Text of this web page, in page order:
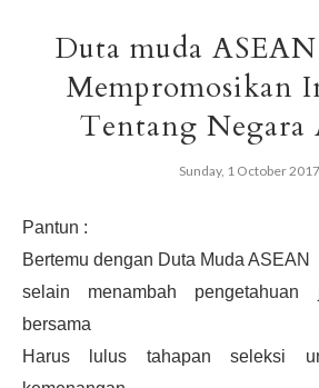
Duta muda
Mempromosikan
Tentang Negara
Sunday, 1 October 2017
Pantun :
Bertemu dengan Duta Muda ASEAN
selain menambah
bersama
Harus lulus tahapan seleksi